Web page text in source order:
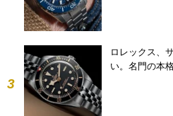
3
ロレックス、
い。名門の本